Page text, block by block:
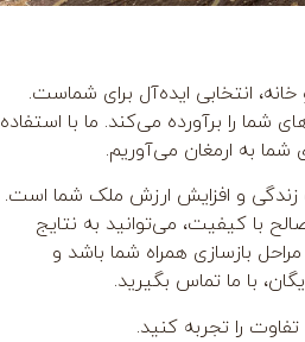
انتخابی ایده‌آل برای شماست.
شما را برآورده می‌کند. ما با استفاده
شما به ارمغان می‌آوریم.
زندگی و افزایش ارزش ملک شما است.
با کیفیت، می‌توانید به نتایج
بازسازی همراه شما باشد و
با ما تماس بگیرید.
را تجربه کنید.